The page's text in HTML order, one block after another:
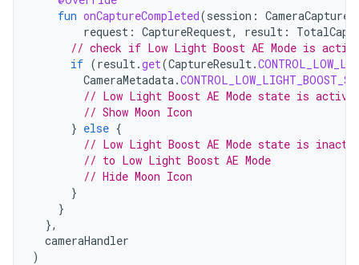
fun onCaptureCompleted(session :
request : CaptureRequest, result :
// check if Low Light Boost AE Mode is
if (result.get(CaptureResult.
CameraMetadata.
// Low Light Boost AE Mode state is active
// Show Moon Icon
} else {
// Low Light Boost AE Mode state is
// to Low Light Boost AE Mode
// Hide Moon Icon
}
}
},
cameraHandler
)